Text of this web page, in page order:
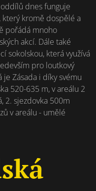
dnes funguje
který kromě dospělé a
pořádá mnoho
akcí. Dále také
sokolskou, která využívá
pro loutkový
Zásada i díky svému
520-635 m, v areálu 2
2. sjezdovka 500m
v areálu - umělé